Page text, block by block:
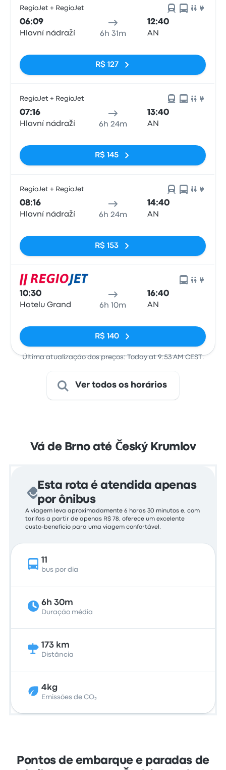
RegioJet + RegioJet
06:09
Hlavní nádraží 6h 31m
12:40
AN
R$ 127
RegioJet + RegioJet
07:16
Hlavní nádraží 6h 24m
13:40
AN
R$ 145
RegioJet + RegioJet
08:16
Hlavní nádraží 6h 24m
14:40
AN
R$ 153
10:30
Hotelu Grand 6h 10m
16:40
AN
R$ 140
Última atualização dos preços: Today at 9:53 AM CEST.
Ver todos os horários
Vá de Brno até Český Krumlov
Esta rota é atendida apenas
por ônibus
A viagem leva aproximadamente 6 horas 30 minutos e, com
tarifas a partir de apenas R$ 78, oferece um excelente
custo-benefício para uma viagem confortável.
11
bus por dia
6h 30m
Duração média
173 km
Distância
4kg
Emissões de CO₂
Pontos de embarque e paradas de